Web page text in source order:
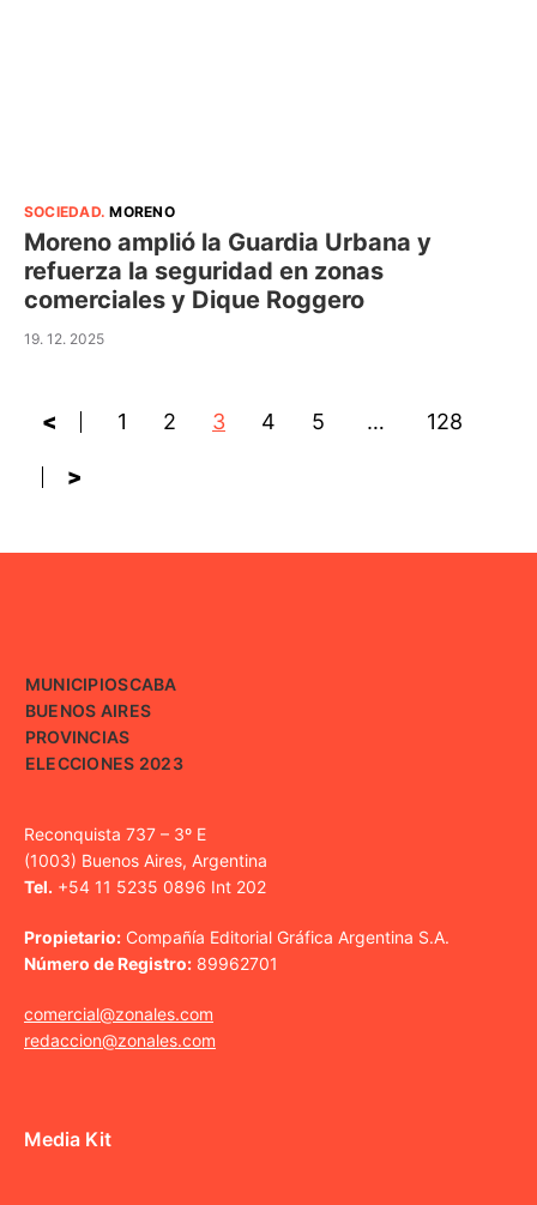
SOCIEDAD.MORENO
Moreno amplió la Guardia Urbana y
refuerza la seguridad en zonas
comerciales y Dique Roggero
19. 12. 2025
< 1 2 3 4 5 … 128
>
MUNICIPIOSCABA
BUENOS AIRES
PROVINCIAS
ELECCIONES 2023
Reconquista 737 – 3º E
(1003) Buenos Aires, Argentina
Tel. +54 11 5235 0896 Int 202
Propietario: Compañía Editorial Gráfica Argentina S.A.
Número de Registro: 89962701
comercial@zonales.com
redaccion@zonales.com
Media Kit